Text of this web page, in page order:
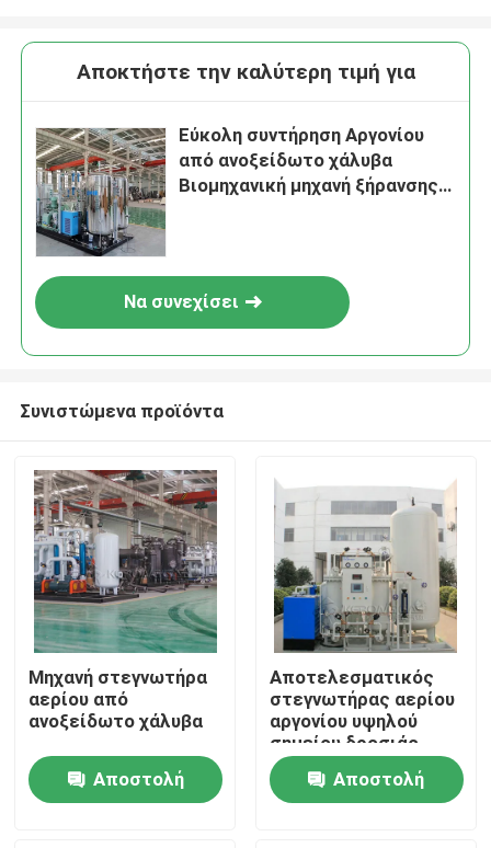
Σπίτι
Προϊόντα
Αποκτήστε την καλύτερη τιμή για
Εύκολη συντήρηση Αργονίου
από ανοξείδωτο χάλυβα
Βιομηχανική μηχανή ξήρανσης
Να συνεχίσει
Συνιστώμενα προϊόντα
Μηχανή στεγνωτήρα
αερίου από
ανοξείδωτο χάλυβα
Αποστολή
Αποτελεσματικός
στεγνωτήρας αερίου
αργονίου υψηλού
σημείου δροσιάς
χαμηλή κατανάλωση
ενέργειαςΑποστολή